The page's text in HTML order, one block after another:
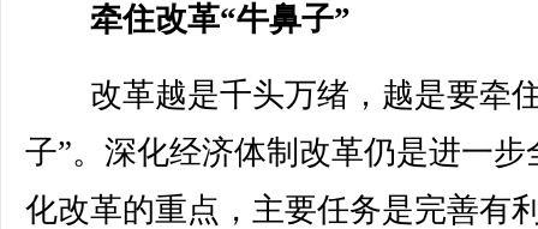
牵住改革“牛鼻子”
改革越是千头万绪，越是要牵
子”。深化经济体制改革仍是进一步
化改革的重点，主要任务是完善有